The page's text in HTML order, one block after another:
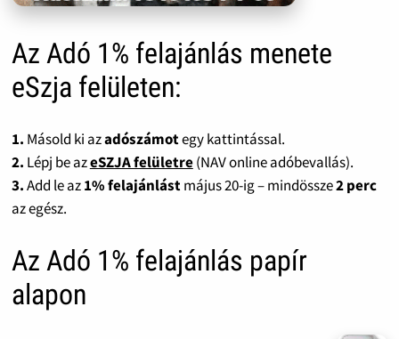
Az Adó 1% felajánlás menete
eSzja felületen:
1. Másold ki azadószámotegy kattintással.
2. Lépj be azeSZJA felületre(NAV online adóbevallás).
3.Add le az1% felajánlástmájus 20-ig – mindössze2 perc
az egész.
Az Adó 1% felajánlás papír
alapon